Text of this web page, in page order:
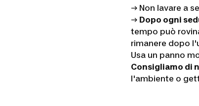
→ Non lavare a
→ Dopo ogni
tempo può
rimanere dopo
Usa un panno
Consigliamo di
l'ambiente o